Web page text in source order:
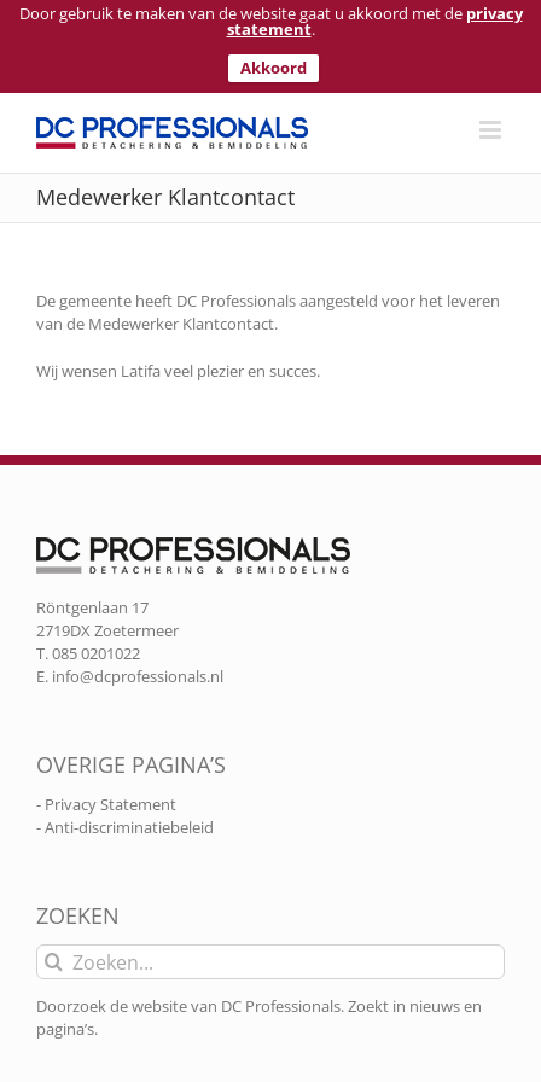
Door gebruik te maken van de website gaat u akkoord met de privacy
statement.
Akkoord
Ga
inhoud
Medewerker Klantcontact
De gemeente heeft DC Professionals aangesteld voor het leveren
van de Medewerker Klantcontact.
Wij wensen Latifa veel plezier en succes.
Röntgenlaan 17
2719DX Zoetermeer
T. 085 0201022
E. info@dcprofessionals.nl
OVERIGE PAGINA’S
- Privacy Statement
- Anti-discriminatiebeleid
ZOEKEN
Zoeken
naar:
Doorzoek de website van DC Professionals. Zoekt in nieuws en
pagina’s.